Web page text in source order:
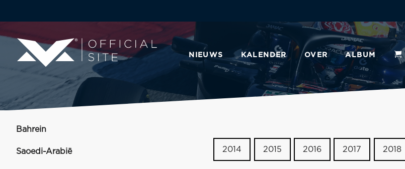
NIEUWS KALENDER OVER ALBUM
Bahrein
Saoedi-Arabië 2014 2015 2016 2017 2018